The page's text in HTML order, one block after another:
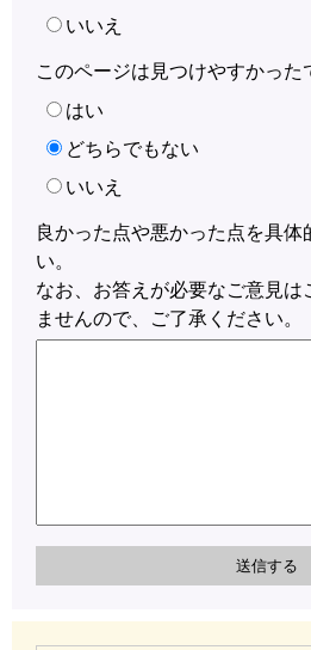
いいえ
このページは見つけやすかった
はい
どちらでもない
いいえ
良かった点や悪かった点を具体
い。
なお、お答えが必要なご意見は
ませんので、ご了承ください。